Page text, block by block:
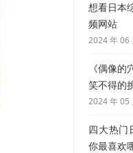
想看日本
频网站
2024 年 06
《偶像
笑不得的
2024 年 05
四大热门
你最喜欢